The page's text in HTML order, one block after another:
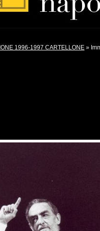
1996-1997 CARTELLONE »